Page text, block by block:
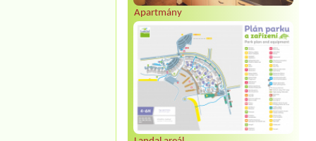
Apartmány